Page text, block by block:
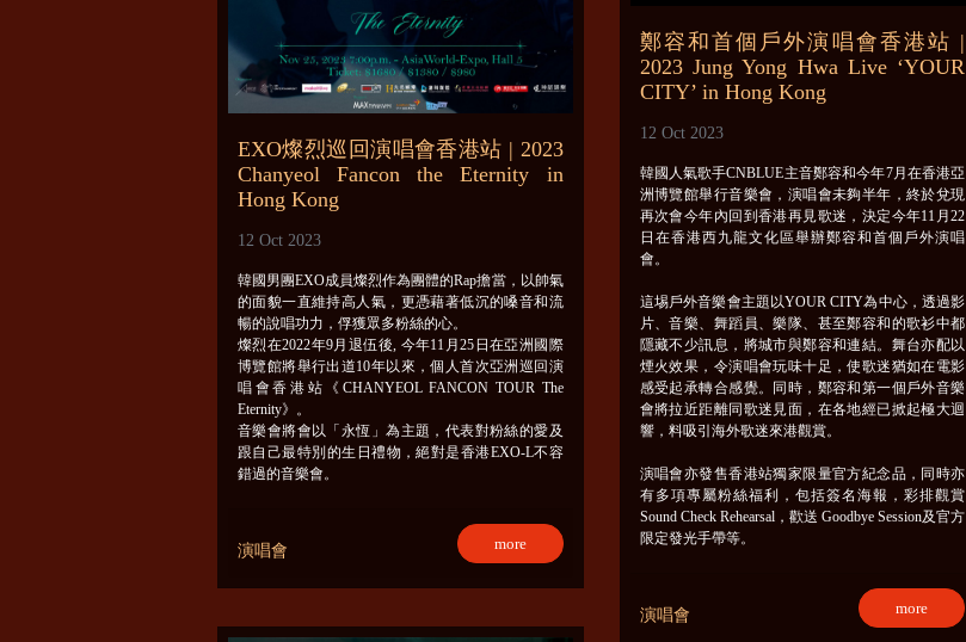
EXO燦烈巡回演唱會香港站 | 2023
Chanyeol Fancon the Eternity in
Hong Kong
12 Oct 2023
韓國男團EXO成員燦烈作為團體的Rap擔當，以帥氣
的面貌一直維持高人氣，更憑藉著低沉的嗓音和流
暢的說唱功力，俘獲眾多粉絲的心。
燦烈在2022年9月退伍後, 今年11月25日在亞洲國際
博覽館將舉行出道10年以來，個人首次亞洲巡回演
唱會香港站《CHANYEOL FANCON TOUR The
Eternity》。
音樂會將會以「永恆」為主題，代表對粉絲的愛及
跟自己最特別的生日禮物，絕對是香港EXO-L不容
錯過的音樂會。
演唱會 more
鄭容和首個戶外演唱會香港站 |
2023 Jung Yong Hwa Live ‘YOUR
CITY’ in Hong Kong
12 Oct 2023
韓國人氣歌手CNBLUE主音鄭容和今年7月在香港亞
洲博覽館舉行音樂會，演唱會未夠半年，終於兌現
再次會今年內回到香港再見歌迷，決定今年11月22
日在香港西九龍文化區舉辦鄭容和首個戶外演唱
會。
這埸戶外音樂會主題以YOUR CITY為中心，透過影
片、音樂、舞蹈員、樂隊、甚至鄭容和的歌衫中都
隱藏不少訊息，將城市與鄭容和連結。舞台亦配以
煙火效果，令演唱會玩味十足，使歌迷猶如在電影
感受起承轉合感覺。同時，鄭容和第一個戶外音樂
會將拉近距離同歌迷見面，在各地經已掀起極大迴
響，料吸引海外歌迷來港觀賞。
演唱會亦發售香港站獨家限量官方紀念品，同時亦
有多項專屬粉絲福利，包括簽名海報，彩排觀賞
Sound Check Rehearsal，歡送 Goodbye Session及官方
限定發光手帶等。
演唱會 more